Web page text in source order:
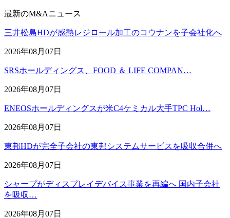
最新のM&Aニュース
三井松島HDが感熱レジロール加工のコウナンを子会社化へ
2026年08月07日
SRSホールディングス、FOOD ＆ LIFE COMPAN…
2026年08月07日
ENEOSホールディングスが米C4ケミカル大手TPC Hol…
2026年08月07日
東邦HDが完全子会社の東邦システムサービスを吸収合併へ
2026年08月07日
シャープがディスプレイデバイス事業を再編へ 国内子会社
を吸収…
2026年08月07日